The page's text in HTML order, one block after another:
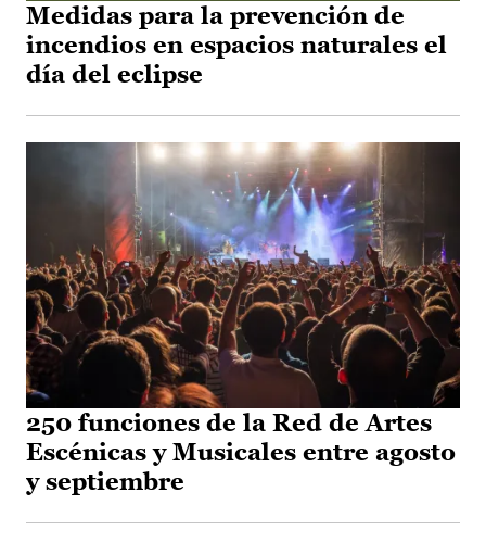
Medidas para la prevención de
incendios en espacios naturales el
día del eclipse
250 funciones de la Red de Artes
Escénicas y Musicales entre agosto
y septiembre